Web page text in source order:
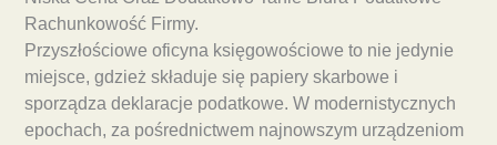
Rachunkowość Firmy.
Przyszłościowe oficyna księgowościowe to nie jedynie
miejsce, gdzież składuje się papiery skarbowe i
sporządza deklaracje podatkowe. W modernistycznych
epochach, za pośrednictwem najnowszym urządzeniom